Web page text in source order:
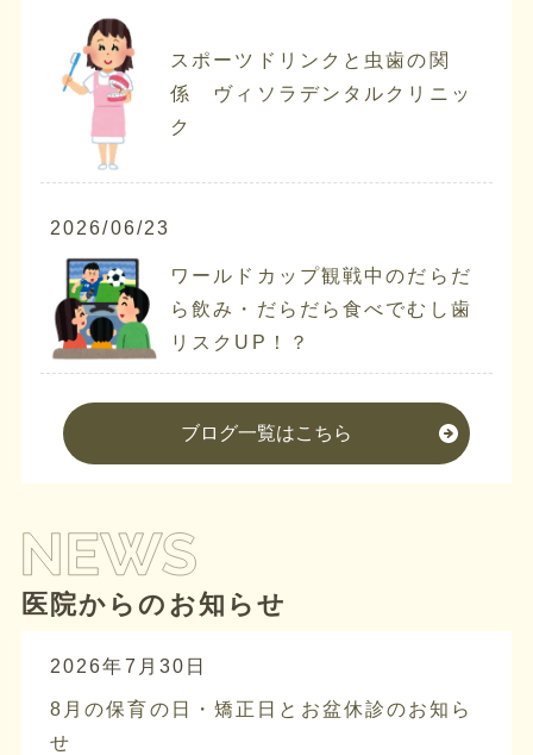
スポーツドリンクと虫歯の関
係 ヴィソラデンタルクリニッ
ク
2026/06/23
ワールドカップ観戦中のだらだ
ら飲み・だらだら食べでむし歯
リスクUP！？
ブログ一覧はこちら
医院からのお知らせ
2026年7月30日
8月の保育の日・矯正日とお盆休診のお知ら
せ